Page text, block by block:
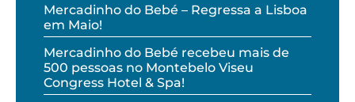
Mercadinho do Bebé – Regressa a Lisboa
em Maio!
Mercadinho do Bebé recebeu mais de
500 pessoas no Montebelo Viseu
Congress Hotel & Spa!